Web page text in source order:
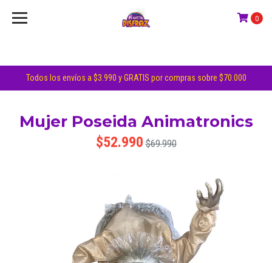
Todos los envíos a $3.990 y GRATIS por compras sobre $70.000
0
Mujer Poseida Animatronics
$52.990 $69.990